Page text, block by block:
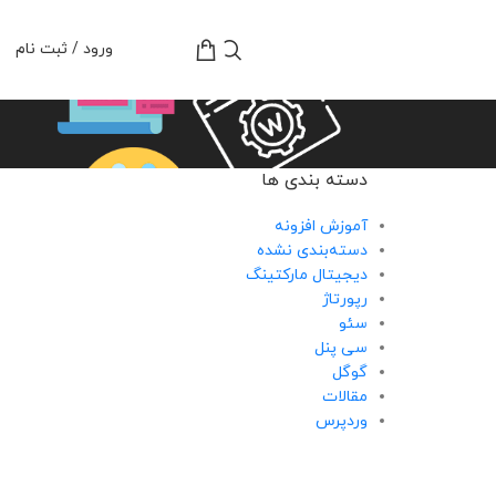
ورود / ثبت نام
دسته بندی ها
آموزش افزونه
دسته‌بندی نشده
دیجیتال مارکتینگ
رپورتاژ
سئو
سی پنل
گوگل
مقالات
وردپرس